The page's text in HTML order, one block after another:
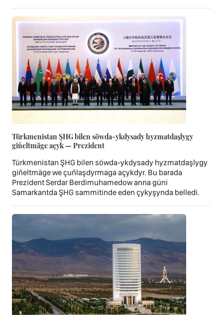
Türkmenistan ŞHG bilen söwda-ykdysady hyzmatdaşlygy
giňeltmäge açyk — Prezident
Türkmenistan ŞHG bilen söwda-ykdysady hyzmatdaşlygy
giňeltmäge we çuňlaşdyrmaga açykdyr. Bu barada
Prezident Serdar Berdimuhamedow anna güni
Samarkantda ŞHG sammitinde eden çykyşynda belledi.